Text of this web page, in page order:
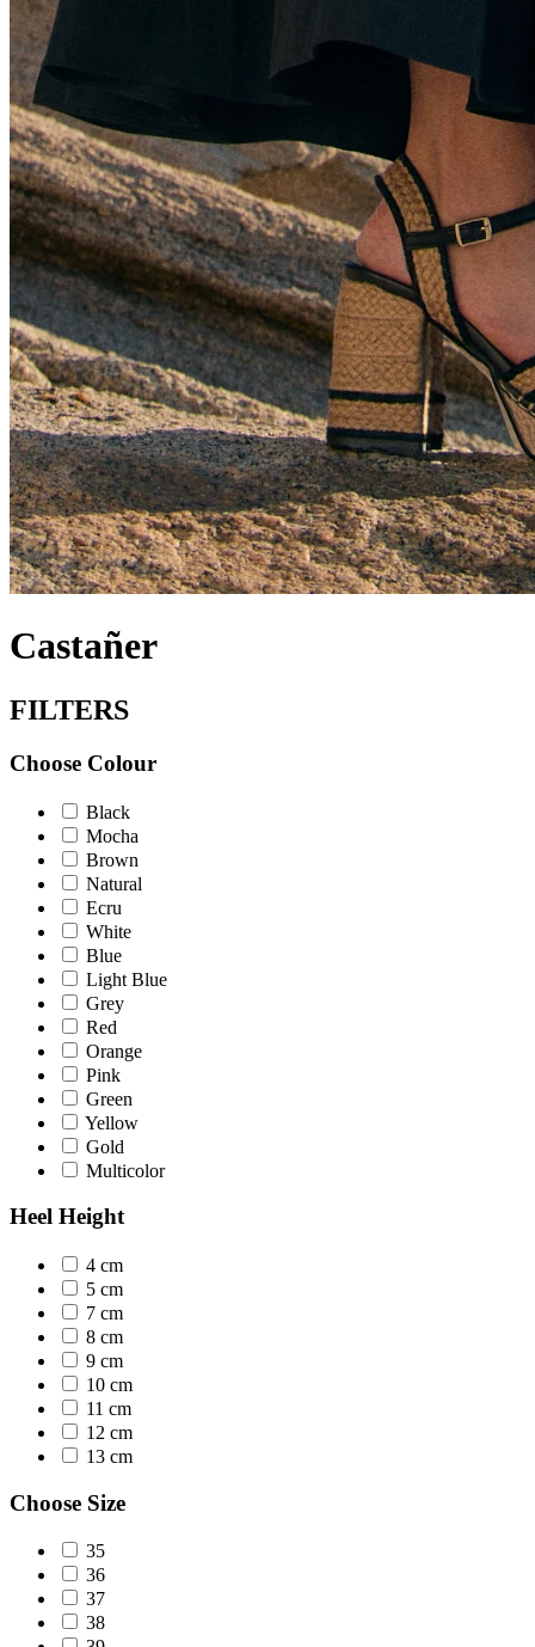
Castañer
FILTERS
Choose Colour
Black
Mocha
Brown
Natural
Ecru
White
Blue
Light Blue
Grey
Red
Orange
Pink
Green
Yellow
Gold
Multicolor
Ηeel Height
4 cm
5 cm
7 cm
8 cm
9 cm
10 cm
11 cm
12 cm
13 cm
Choose Size
35
36
37
38